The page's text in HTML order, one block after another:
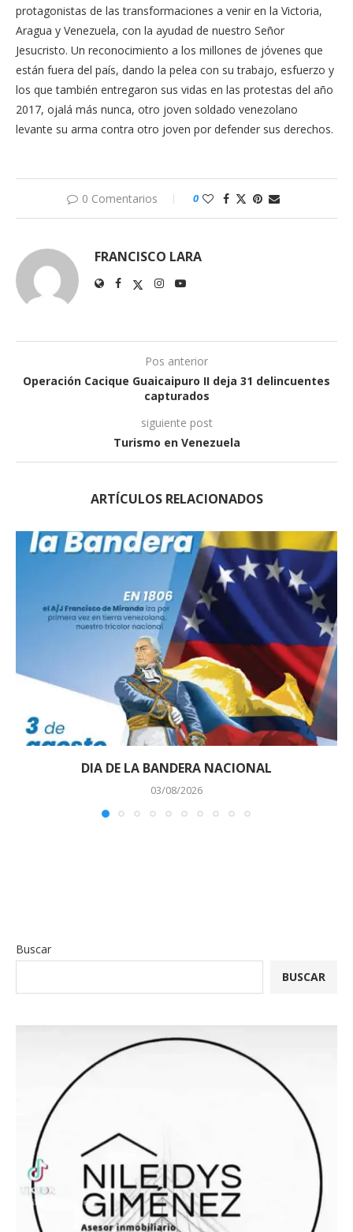
protagonistas de las transformaciones a venir en la Victoria,
Aragua y Venezuela, con la ayudad de nuestro Señor
Jesucristo. Un reconocimiento a los millones de jóvenes que
están fuera del país, dando la pelea con su trabajo, esfuerzo y
los que también entregaron sus vidas en las protestas del año
2017, ojalá más nunca, otro joven soldado venezolano
levante su arma contra otro joven por defender sus derechos.
0 Comentarios 0
FRANCISCO LARA
Pos anterior
Operación Cacique Guaicaipuro II deja 31 delincuentes
capturados
siguiente post
Turismo en Venezuela
ARTÍCULOS RELACIONADOS
DIA DE LA BANDERA NACIONAL
03/08/2026
Buscar
BUSCAR